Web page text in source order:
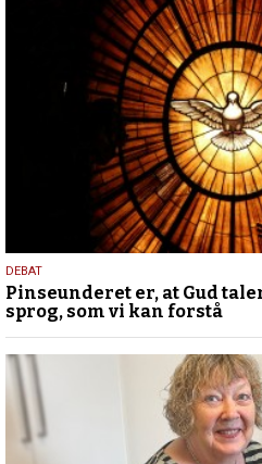
5.
august
2026
DEBAT
Pinseunderet er, at Gud
sprog, som vi kan forstå